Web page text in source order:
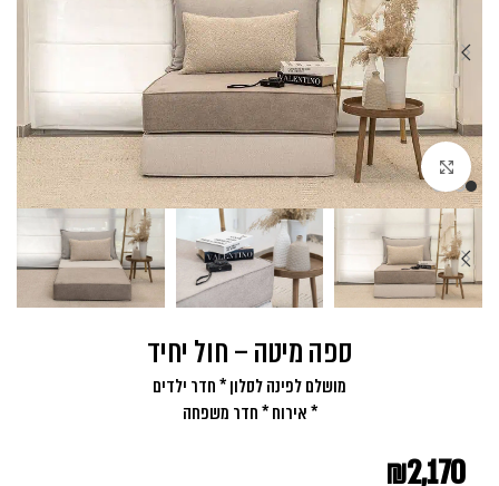
לחצו להגדלה
ספה מיטה – חול יחיד
מושלם לפינה לסלון * חדר ילדים
* אירוח * חדר משפחה
₪2,170